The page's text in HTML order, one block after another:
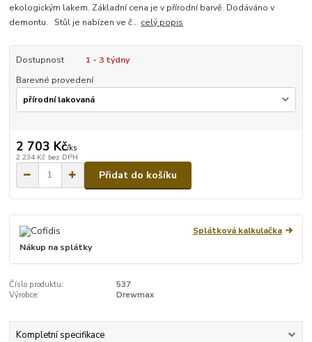
ekologickým lakem. Základní cena je v přírodní barvě. Dodáváno v
demontu. Stůl je nabízen ve č... celý popis
Dostupnost
1 - 3 týdny
Barevné provedení
2 703 Kč/ks
2 234 Kč bez DPH
Přidat do košíku
Splátková kalkulačka
Nákup na splátky
Číslo produktu:
537
Výrobce:
Drewmax
Kompletní specifikace